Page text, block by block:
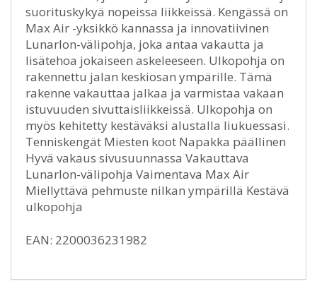
suorituskykyä nopeissa liikkeissä. Kengässä on
Max Air -yksikkö kannassa ja innovatiivinen
Lunarlon-välipohja, joka antaa vakautta ja
lisätehoa jokaiseen askeleeseen. Ulkopohja on
rakennettu jalan keskiosan ympärille. Tämä
rakenne vakauttaa jalkaa ja varmistaa vakaan
istuvuuden sivuttaisliikkeissä. Ulkopohja on
myös kehitetty kestäväksi alustalla liukuessasi.
Tenniskengät Miesten koot Napakka päällinen
Hyvä vakaus sivusuunnassa Vakauttava
Lunarlon-välipohja Vaimentava Max Air
Miellyttävä pehmuste nilkan ympärillä Kestävä
ulkopohja
EAN: 2200036231982